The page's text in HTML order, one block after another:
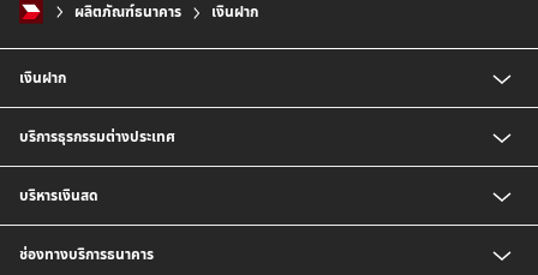
ผลิตภัณฑ์ธนาคาร เงินฝาก
เงินฝาก
เงินฝากกระแสรายวัน
เงินฝากเพื่อบริหารจัดการเงินสด (Cash Management Savings)
เงินฝาก Corporate Super Savings
เงินฝากประจำ
บัญชี CIMB Biz Account
บริการธุรกรรมต่างประเทศ
บริการเพื่อธุรกิจส่งออก
บริการออกหนังสือค้ำประกัน
บริหารเงินสด
บริการรับชำระเงิน
ช่องทางบริการธนาคาร